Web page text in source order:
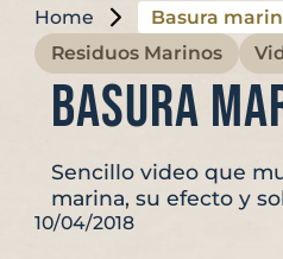
Home
Basura
Residuos Marinos
Basura
Sencillo video que
marina, su efecto y
10/04/2018